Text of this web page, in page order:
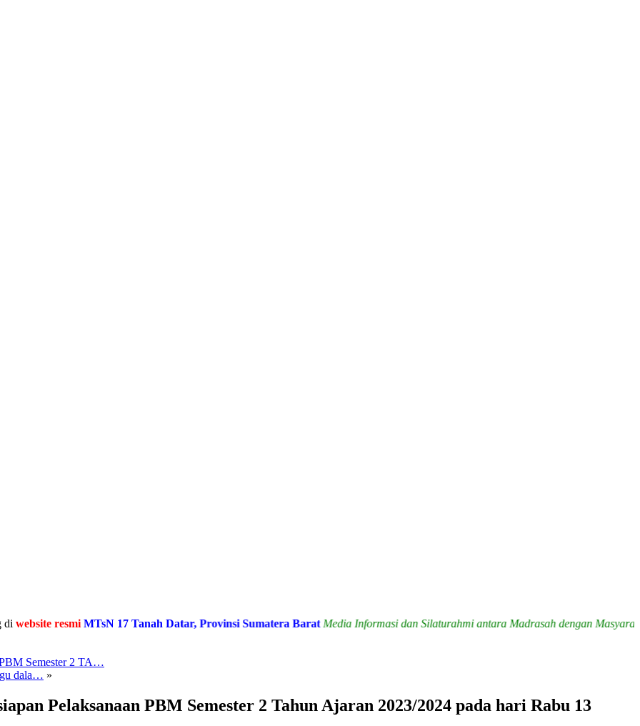
resmi MTsN 17 Tanah Datar, Provinsi Sumatera Barat Media Informasi dan Silaturahmi antara Madrasah dengan Masyarakat
Semester 2 TA…
dala… »
Pelaksanaan PBM Semester 2 Tahun Ajaran 2023/2024 pada hari Rabu 13